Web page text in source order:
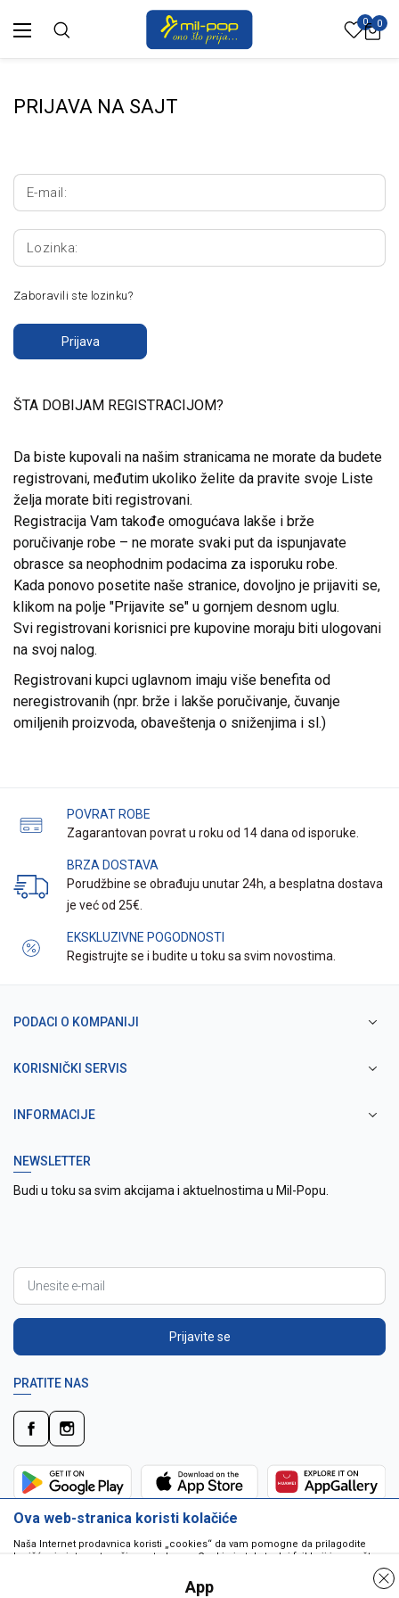
0 0
PRIJAVA NA SAJT
E-mail:
Lozinka:
Zaboravili ste lozinku?
Prijava
ŠTA DOBIJAM REGISTRACIJOM?
Da biste kupovali na našim stranicama ne morate da budete
registrovani, međutim ukoliko želite da pravite svoje Liste
želja morate biti registrovani.
Registracija Vam takođe omogućava lakše i brže
poručivanje robe – ne morate svaki put da ispunjavate
obrasce sa neophodnim podacima za isporuku robe.
Kada ponovo posetite naše stranice, dovoljno je prijaviti se,
klikom na polje "Prijavite se" u gornjem desnom uglu.
Svi registrovani korisnici pre kupovine moraju biti ulogovani
na svoj nalog.
Registrovani kupci uglavnom imaju više benefita od
neregistrovanih (npr. brže i lakše poručivanje, čuvanje
omiljenih proizvoda, obaveštenja o sniženjima i sl.)
POVRAT ROBE
Zagarantovan povrat u roku od 14 dana od isporuke.
BRZA DOSTAVA
Porudžbine se obrađuju unutar 24h, a besplatna dostava
je već od 25€.
EKSKLUZIVNE POGODNOSTI
Registrujte se i budite u toku sa svim novostima.
PODACI O KOMPANIJI
KORISNIČKI SERVIS
INFORMACIJE
NEWSLETTER
Budi u toku sa svim akcijama i aktuelnostima u Mil-Popu.
Prijavite se
PRATITE NAS
Ova web-stranica koristi kolačiće
Naša Internet prodavnica koristi „cookies“ da vam pomogne da prilagodite
korišćenje interneta vašim potrebama. Cookie je tekstualni fajl koji je smešten
da pokrenu program ili da isporuče virus vašem računaru. Cookie-i su
jedinstveno dodeljeni vama, i jedino mogu biti pročitani od strane web servera
App